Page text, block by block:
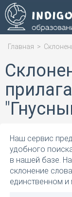
Главная >
Наш сервис
удобного
в нашей базе.
склонение
единственном